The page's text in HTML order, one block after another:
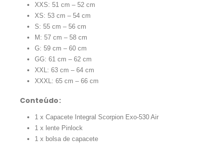
XXS: 51 cm – 52 cm
XS: 53 cm – 54 cm
S: 55 cm – 56 cm
M: 57 cm – 58 cm
G: 59 cm – 60 cm
GG: 61 cm – 62 cm
XXL: 63 cm – 64 cm
XXXL: 65 cm – 66 cm
Conteúdo:
1 x Capacete Integral Scorpion Exo-530 Air
1 x lente Pinlock
1 x bolsa de capacete